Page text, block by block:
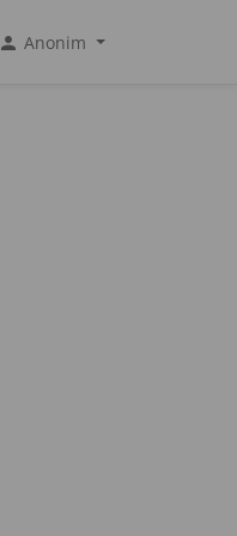
person Anonim